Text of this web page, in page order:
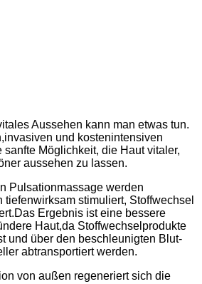
Aussehen kann man etwas tun.
und kostenintensiven
sanfte Möglichkeit, die Haut vitaler,
aussehen zu lassen.
Pulsationmassage werden
tiefenwirksam stimuliert, Stoffwechsel
Ergebnis ist eine bessere
Haut,da Stoffwechselprodukte
und über den beschleunigten Blut-
abtransportiert werden.
von außen regeneriert sich die